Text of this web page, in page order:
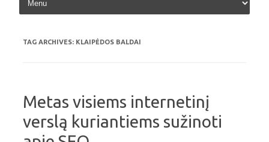
TAG ARCHIVES: KLAIPĖDOS BALDAI
Metas visiems internetinį
verslą kuriantiems sužinoti